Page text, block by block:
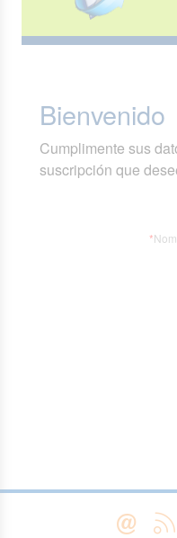
Bienvenido
Cumplimente sus
suscripción que
*